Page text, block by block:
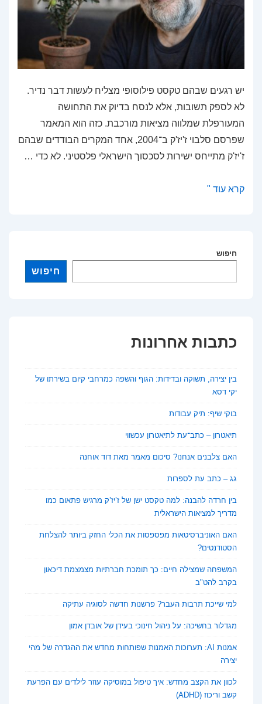
יש רגעים שבהם טקסט פילוסופי מצליח לעשות דבר נדיר.
לא לספק תשובות, אלא לנסח בדיוק את התחושה
המעורפלת שמלווה מציאות מורכבת. כזה הוא המאמר
שפרסם סלבוי ז'יז'ק ב־2004, אחד המקרים הבודדים שבהם
ז'יז'ק מתייחס ישירות לסכסוך הישראלי פלסטיני. לא כדי …
בין
טקסט
פתאום
למציאות
קרא עוד "
חיפוש
חיפוש
כתבות אחרונות
בין יצירה, תשוקה ובדידות: הגוף והשפה כמרחבי קיום בשירתו של
יקי דסא
בוקי שיף: תיק עבודות
תיאטרון – כתב־עת לתיאטרון עכשווי
האם צלבנים אנחנו? סיכום מאמר מאת דוד אוחנה
גג – כתב עת לספרות
בין חרדה להבנה: למה טקסט ישן של ז’יז’ק מרגיש פתאום כמו
מדריך למציאות הישראלית
האם האוניברסיטאות מפספסות את הכלי החזק ביותר להצלחת
הסטודנטים?
המשפחה שמצילה חיים: כך תומכת חברתיות מצמצמת דיכאון
בקרב להט"ב
למי שייכת תרבות העבר? פרשנות חדשה לסוגיה עתיקה
מגדלור בחשיכה: על ניהול חינוכי בעידן של אובדן אמון
אמנות AI: תערוכות האמנות שפותחות מחדש את ההגדרה של מהי
יצירה
לכוון את הקצב מחדש: איך טיפול במוסיקה עוזר לילדים עם הפרעת
קשב וריכוז (ADHD)